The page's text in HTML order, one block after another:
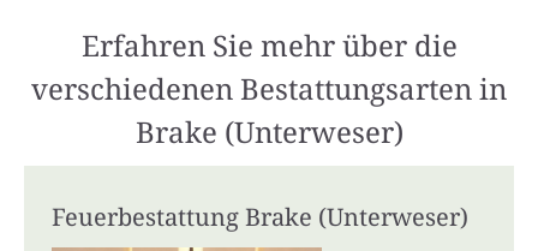
Erfahren Sie mehr über die
verschiedenen Bestattungsarten in
Brake (Unterweser)
Feuerbestattung Brake (Unterweser)